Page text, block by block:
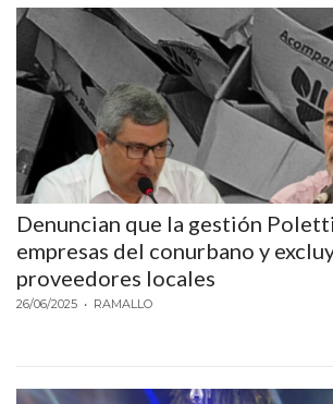
Denuncian que la gestión
empresas del conurbano y
proveedores locales
26/06/2025 • RAMALLO